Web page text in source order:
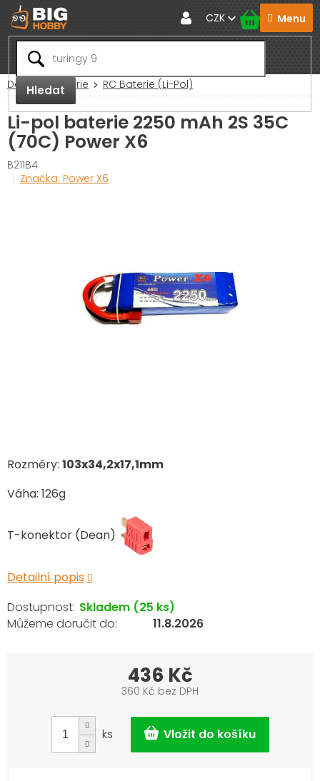
Přejít
na
obsah
Hledat
CZK
Domů Baterie RC Baterie (Li-Pol)
Li-pol baterie 2250 mAh 2S 35C
(70C) Power X6
B211B4
Značka: Power X6
Rozměry: 103x34,2x17,1mm
Váha: 126g
T-konektor (Dean)
Detailní popis
Skladem (25 ks)
11.8.2026
436 Kč
360 Kč bez DPH
cena:
ks